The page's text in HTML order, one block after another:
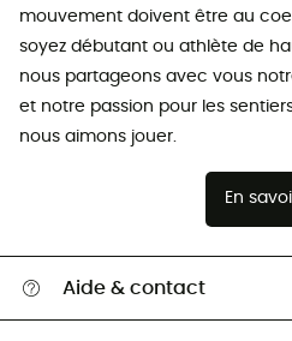
mouvement doivent être au
soyez débutant ou athlète de
nous partageons avec vous
et notre passion pour les
nous aimons jouer.
En
Aide & contact